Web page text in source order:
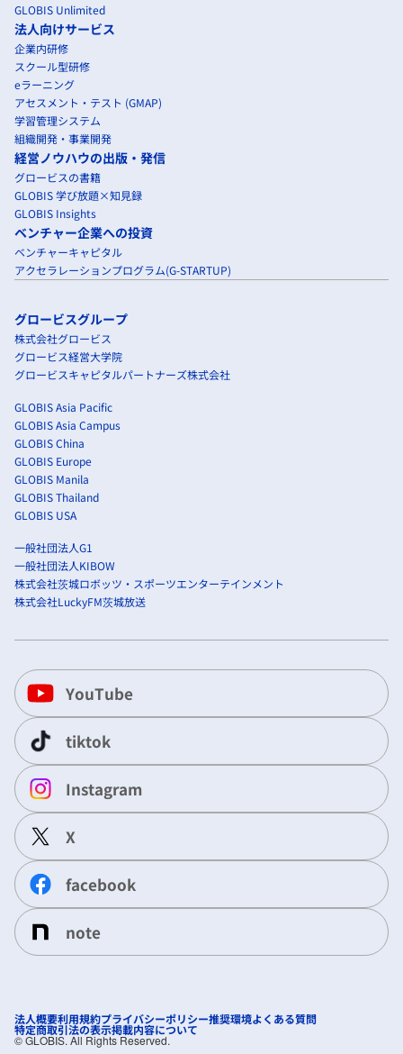
GLOBIS Unlimited
法人向けサービス
企業内研修
スクール型研修
eラーニング
アセスメント・テスト (GMAP)
学習管理システム
組織開発・事業開発
経営ノウハウの出版・発信
グロービスの書籍
GLOBIS 学び放題×知見録
GLOBIS Insights
ベンチャー企業への投資
ベンチャーキャピタル
アクセラレーションプログラム(G-STARTUP)
グロービスグループ
株式会社グロービス
グロービス経営大学院
グロービスキャピタルパートナーズ株式会社
GLOBIS Asia Pacific
GLOBIS Asia Campus
GLOBIS China
GLOBIS Europe
GLOBIS Manila
GLOBIS Thailand
GLOBIS USA
一般社団法人G1
一般社団法人KIBOW
株式会社茨城ロボッツ・スポーツエンターテインメント
株式会社LuckyFM茨城放送
YouTube
tiktok
Instagram
X
facebook
note
法人概要利用規約プライバシーポリシー推奨環境よくある質問
特定商取引法の表示掲載内容について
©︎ GLOBIS. All Rights Reserved.